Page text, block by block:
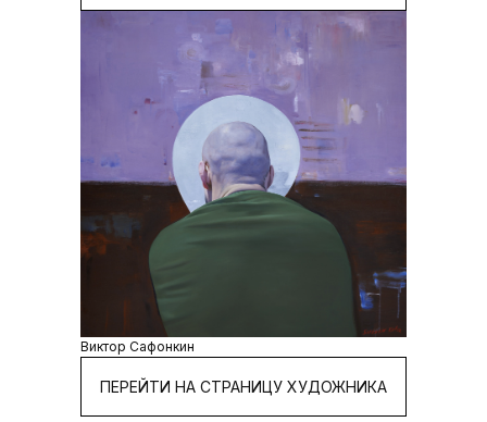
Виктор Сафонкин
ПЕРЕЙТИ НА СТРАНИЦУ ХУДОЖНИКА